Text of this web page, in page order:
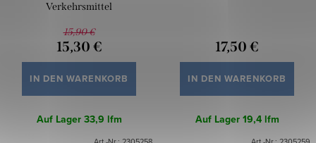
Verkehrsmittel
15,90 €
15,30 €
IN DEN WARENKORB
Auf Lager33,9 lfm
17,50 €
IN DEN WARENKORB
Auf Lager19,4 lfm